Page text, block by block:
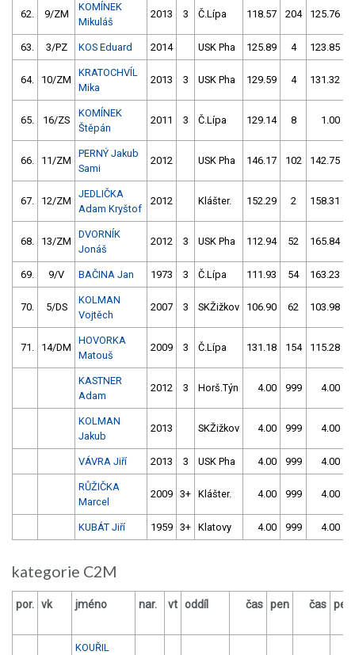
62. 9/ZM
KOMÍNEK
Mikuláš
2013 3 Č.Lípa 118.57 204 125.76
63. 3/PZ KOS Eduard 2014 USK Pha 125.89 4 123.85
64. 10/ZM
KRATOCHVÍL
Mika
2013 3 USK Pha 129.59 4 131.32
65. 16/ZS
KOMÍNEK
Štěpán
2011 3 Č.Lípa 129.14 8 1.00
66. 11/ZM
PERNÝ Jakub
Sami
2012 USK Pha 146.17 102 142.75
67. 12/ZM
JEDLIČKA
Adam Kryštof
2012 Klášter. 152.29 2 158.31
68. 13/ZM
DVORNÍK
Jonáš
2012 3 USK Pha 112.94 52 165.84
69. 9/V BAČINA Jan 1973 3 Č.Lípa 111.93 54 163.23
70. 5/DS
KOLMAN
Vojtěch
2007 3 SKŽižkov 106.90 62 103.98
71. 14/DM
HOVORKA
Matouš
2009 3 Č.Lípa 131.18 154 115.28
KASTNER
Adam
2012 3 Horš.Týn 4.00 999 4.00
KOLMAN
Jakub
2013 SKŽižkov 4.00 999 4.00
VÁVRA Jiří 2013 3 USK Pha 4.00 999 4.00
RŮŽIČKA
Marcel
2009 3+ Klášter. 4.00 999 4.00
KUBÁT Jiří 1959 3+ Klatovy 4.00 999 4.00
kategorie C2M
por. vk jméno nar. vt oddíl čas pen čas pen
KOUŘIL